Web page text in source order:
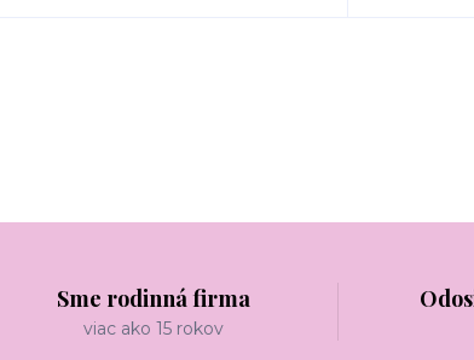
Sme rodinná firma
viac ako 15 rokov